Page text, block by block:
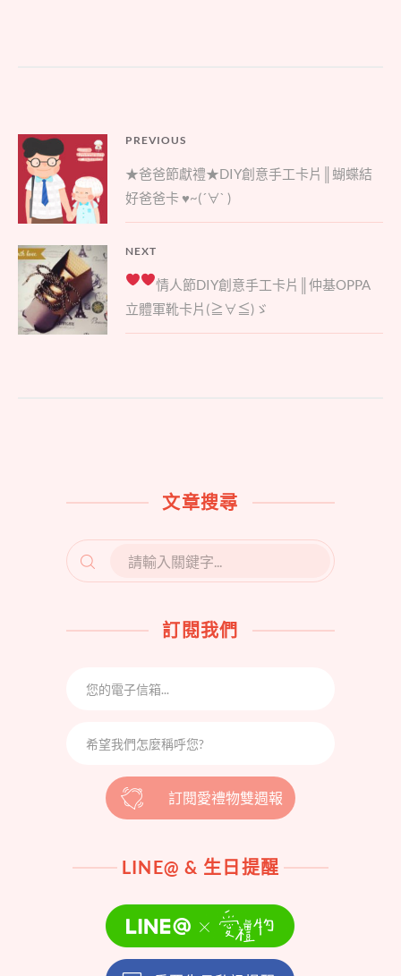
文
章
導
覽
PREVIOUS
Previous
post:
★爸爸節獻禮★DIY創意手工卡片║蝴蝶結
好爸爸卡 ♥~(´∀` )
NEXT
Next
post:
情人節DIY創意手工卡片║仲基OPPA
立體軍靴卡片(≧∀≦)ゞ
文章搜尋
SEARCH
FOR:
訂閱我們
訂閱愛禮物雙週報
LINE@ & 生日提醒